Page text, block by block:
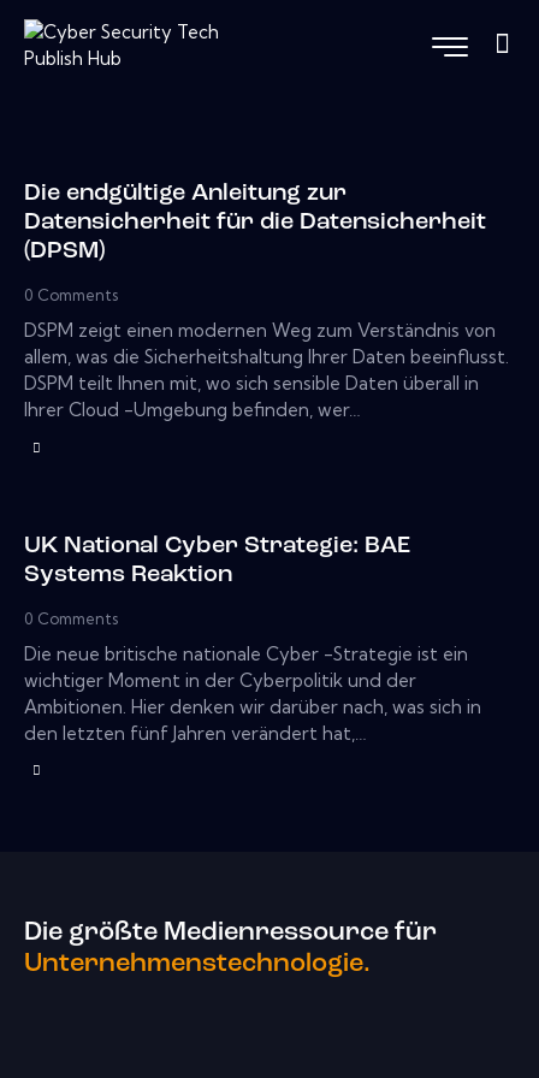
Die endgültige Anleitung zur
Datensicherheit für die Datensicherheit
(DPSM)
0 Comments
DSPM zeigt einen modernen Weg zum Verständnis von
allem, was die Sicherheitshaltung Ihrer Daten beeinflusst.
DSPM teilt Ihnen mit, wo sich sensible Daten überall in
Ihrer Cloud -Umgebung befinden, wer…
UK National Cyber ​​Strategie: BAE
Systems Reaktion
0 Comments
Die neue britische nationale Cyber ​​-Strategie ist ein
wichtiger Moment in der Cyberpolitik und der
Ambitionen. Hier denken wir darüber nach, was sich in
den letzten fünf Jahren verändert hat,…
Die größte Medienressource für
Unternehmenstechnologie.